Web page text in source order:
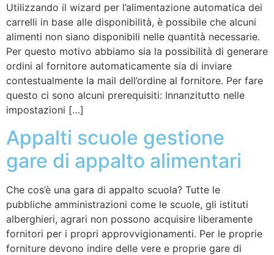
Utilizzando il wizard per l’alimentazione automatica dei
carrelli in base alle disponibilità, è possibile che alcuni
alimenti non siano disponibili nelle quantità necessarie.
Per questo motivo abbiamo sia la possibilità di generare
ordini al fornitore automaticamente sia di inviare
contestualmente la mail dell’ordine al fornitore. Per fare
questo ci sono alcuni prerequisiti: Innanzitutto nelle
impostazioni […]
Appalti scuole gestione
gare di appalto alimentari
Che cos’è una gara di appalto scuola? Tutte le
pubbliche amministrazioni come le scuole, gli istituti
alberghieri, agrari non possono acquisire liberamente
fornitori per i propri approvvigionamenti. Per le proprie
forniture devono indire delle vere e proprie gare di